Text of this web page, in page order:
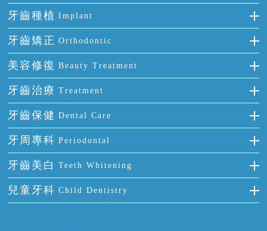
牙齒種植 Implant
種牙
單顆牙缺失
門牙缺失
多顆牙缺失
半口缺失
全口缺失
牙齒矯正 Orthodontic
隱形箍牙
前牙反頜
牙齒擁擠
牙齒前突
牙齒稀疏
美容修復 Beauty Treatment
全瓷牙
烤瓷牙
氟斑牙
四環素牙
活動假牙
牙貼面
牙齒治療 Treatment
補牙
智齒
根管治療
拔牙
牙痛
牙齒保健 Dental Care
正確刷牙
全國愛牙日
預防牙病
牙科通識
牙周專科 Periodontal
牙周炎
牙齦出血
牙齦炎
牙齒美白 Teeth Whitening
冷光美白
兒童牙科 Child Dentistry